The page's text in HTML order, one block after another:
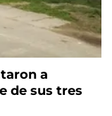
a
de sus tres